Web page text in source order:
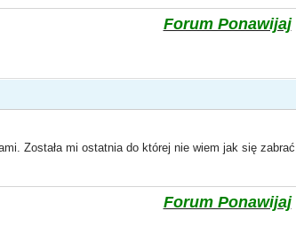
Forum Ponawijaj
Została mi ostatnia do której nie wiem jak się
Forum Ponawijaj